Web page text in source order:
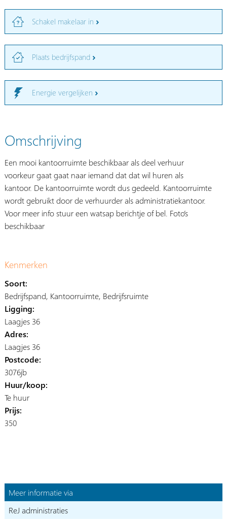
Schakel makelaar in
Plaats bedrijfspand
Energie vergelijken
Omschrijving
Een mooi kantoorruimte beschikbaar als deel verhuur
voorkeur gaat gaat naar iemand dat dat wil huren als
kantoor. De kantoorruimte wordt dus gedeeld. Kantoorruimte
wordt gebruikt door de verhuurder als administratiekantoor.
Voor meer info stuur een watsap berichtje of bel. Foto’s
beschikbaar
Kenmerken
Soort:
Bedrijfspand, Kantoorruimte, Bedrijfsruimte
Ligging:
Laagjes 36
Adres:
Laagjes 36
Postcode:
3076jb
Huur/koop:
Te huur
Prijs:
350
Meer informatie via
ReJ administraties